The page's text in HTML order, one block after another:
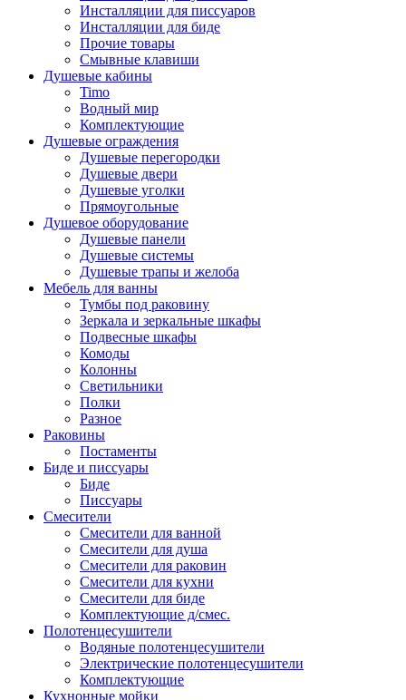
Инсталляции для писсуаров
Инсталляции для биде
Прочие товары
Смывные клавиши
Душевые кабины
Timo
Водный мир
Комплектующие
Душевые ограждения
Душевые перегородки
Душевые двери
Душевые уголки
Прямоугольные
Душевое оборудование
Душевые панели
Душевые системы
Душевые трапы и желоба
Мебель для ванны
Тумбы под раковину
Зеркала и зеркальные шкафы
Подвесные шкафы
Комоды
Колонны
Светильники
Полки
Разное
Раковины
Постаменты
Биде и писсуары
Биде
Писсуары
Смесители
Смесители для ванной
Смесители для душа
Смесители для раковин
Смесители для кухни
Смесители для биде
Комплектующие д/смес.
Полотенцесушители
Водяные полотенцесушители
Электрические полотенцесушители
Комплектующие
Кухнонные мойки